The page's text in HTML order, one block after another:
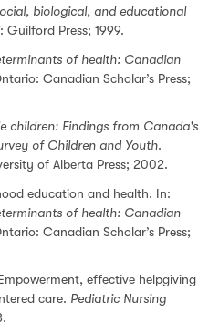
biological, and educational
Guilford Press; 1999.
of health: Canadian
Canadian Scholar’s Press;
children: Findings from Canada's
of Children and Youth.
of Alberta Press; 2002.
education and health. In:
of health: Canadian
Canadian Scholar’s Press;
effective helpgiving
care. Pediatric Nursing